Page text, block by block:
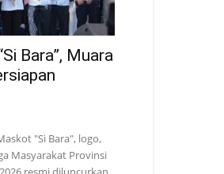
Bara”, Muara
"Si Bara", logo,
Masyarakat Provinsi